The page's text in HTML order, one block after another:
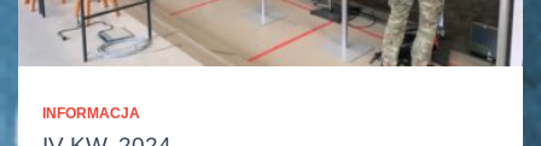
INFORMACJA